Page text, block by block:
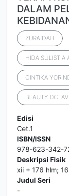
DALAM
ZURAIDAH
HIDA SULISTIA
CINTIKA
BEAUTY
Edisi
Cet.1
ISBN/ISSN
978-623-342-
Deskripsi Fisik
xii + 176 hlm;
Judul Seri
-